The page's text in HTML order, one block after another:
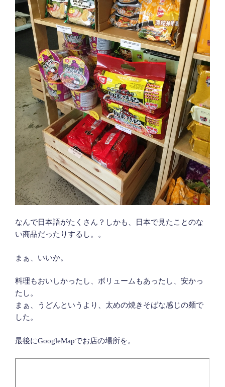
なんで日本語がたくさん？しかも、日本で見たことのな
い商品だったりするし。。
まぁ、いいか。
料理もおいしかったし、ボリュームもあったし、安かっ
たし。
まぁ、うどんというより、太めの焼きそばな感じの麺で
した。
最後にGoogleMapでお店の場所を。